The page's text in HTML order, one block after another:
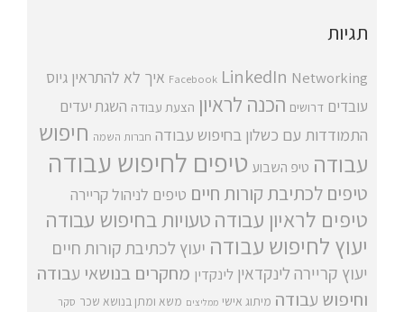
תגיות
Facebook LinkedIn Networking איך לא להתראין גיוס
עובדים דרושים הכנה לראיון הצעת עבודה השגת יעדים
התמודדות עם כשלון בחיפוש עבודה חברות השמה חיפוש
עבודה טיפ השבוע טיפים לחיפוש עבודה
טיפים לכתיבת קורות חיים טיפים לניהול קריירה
טיפים לראיון עבודהטעויות בחיפוש עבודה
יעוץ לחיפוש עבודה יעוץ לכתיבת קורות חיים
יעוץ קריירה לינקדאין לינקדין מחקרים בנושאי עבודה
וחיפוש עבודה מיתוג אישי ממליצים משא ומתן בנושא שכר סקר